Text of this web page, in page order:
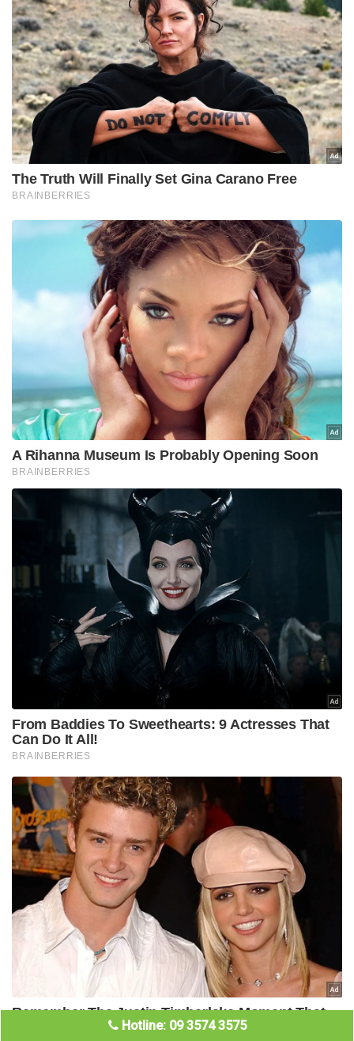
Hotline: 09 3574 3575